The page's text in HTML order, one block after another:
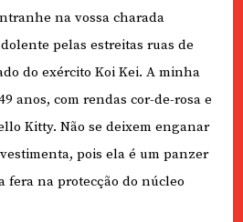
na vossa charada
pelas estreitas ruas de
do exército Koi Kei. A minha
anos, com rendas cor-de-rosa e
Kitty. Não se deixem enganar
pois ela é um panzer
fera na protecção do núcleo